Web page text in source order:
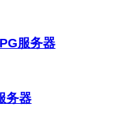
服务器
务器